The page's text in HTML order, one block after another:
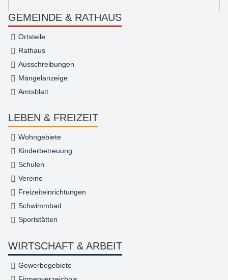
GEMEINDE & RATHAUS
Ortsteile
Rathaus
Ausschreibungen
Mängelanzeige
Amtsblatt
LEBEN & FREIZEIT
Wohngebiete
Kinderbetreuung
Schulen
Vereine
Freizeiteinrichtungen
Schwimmbad
Sportstätten
WIRTSCHAFT & ARBEIT
Gewerbegebiete